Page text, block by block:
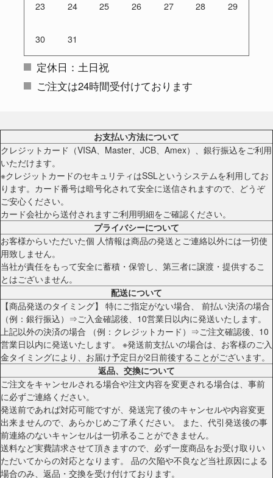
23 24 25 26 27 28 29
30 31
定休日：土日祝
ご注文は24時間受付けております
お支払い方法について
クレジットカード（VISA、Master、JCB、Amex）、銀行振込をご利用
いただけます。
※クレジットカードのセキュリティはSSLというシステムを利用してお
ります。カード番号は暗号化されて安全に送信されますので、どうぞ
ご安心ください。
カード会社から送付されますご利用明細をご確認ください。
プライバシーについて
お客様からいただいた個 人情報は商品の発送とご連絡以外には一切使
用致しません。
当社が責任をもって安全に蓄積・保管し、第三者に譲渡・提供するこ
とはございません。
配送について
【商品発送のタイミング】 特にご指定がない場合、 前払い決済の場合
（例：銀行振込）⇒ご入金確認後、10営業日以内に発送いたします。
上記以外の決済の場合 （例：クレジットカード）⇒ご注文確認後、10
営業日以内に発送いたします。 ※発送前支払いの場合は、お客様のご入
金タイミングにより、お届け予定日が2日前後することがございます。
返品、交換について
ご注文をキャンセルされる場合や注文内容を変更される場合は、事前
に必ずご連絡ください。
発送前であれば対応可能ですが、発送完了後のキャンセルや内容変更
出来ませんので、あらかじめご了承ください。 また、代引発送後の事
前連絡のないキャンセルは一切承ることができません。
送料など実費請求させて頂きますので、必ず一度商品をお受け取りい
ただいてからの対応となります。 品の欠陥や不良など当社原因による
場合のみ、返品・交換を受け付けております。